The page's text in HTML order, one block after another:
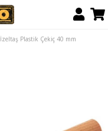
İzeltaş Plastik Çekiç 40 mm